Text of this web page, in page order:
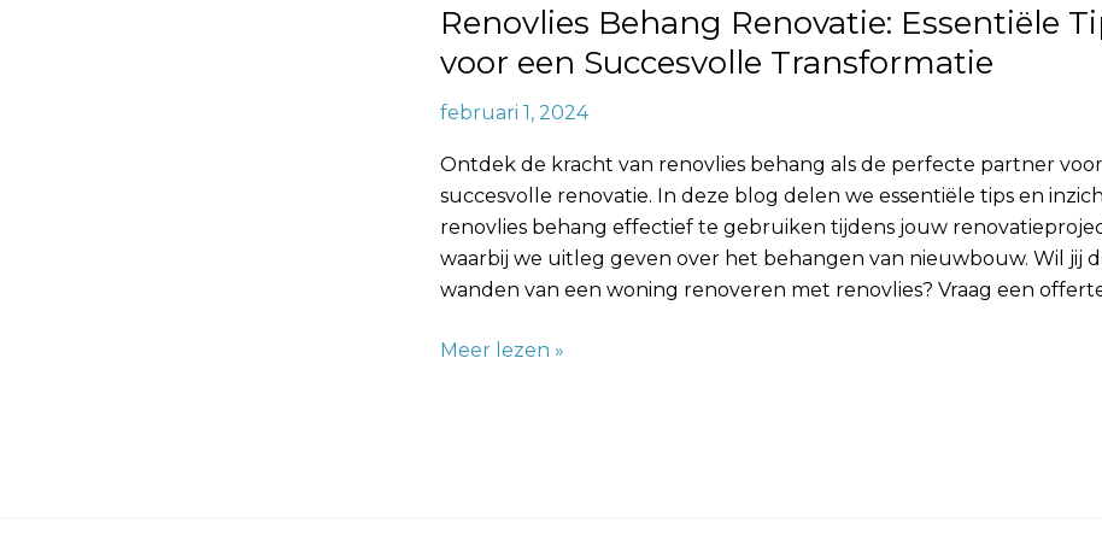
Renovlies Behang Renovatie: Essentiële
voor een Succesvolle Transformatie
februari 1, 2024
Ontdek de kracht van renovlies behang als de perfecte partner
succesvolle renovatie. In deze blog delen we essentiële tips en
renovlies behang effectief te gebruiken tijdens jouw
waarbij we uitleg geven over het behangen van nieuwbouw. Wil jij
wanden van een woning renoveren met renovlies? Vraag een offerte
Transformatie
Meer lezen »